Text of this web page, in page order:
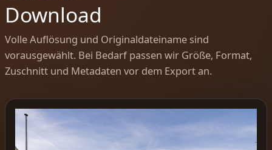
Download
Volle Auflösung und Originaldateiname sind
vorausgewählt. Bei Bedarf passen wir Größe, Format,
Zuschnitt und Metadaten vor dem Export an.